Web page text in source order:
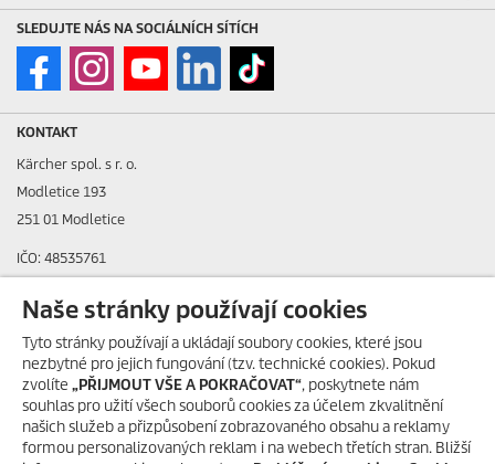
SLEDUJTE NÁS NA SOCIÁLNÍCH SÍTÍCH
KONTAKT
Kärcher spol. s r. o.
Modletice 193
251 01 Modletice
IČO: 48535761
ID datové schránky: ic4eqpk
> Tiráž
Zákaznická linka:
+420 323 555 555
E-mail:info@karcher.cz
Naše stránky používají cookies
Tyto stránky používají a ukládají soubory cookies, které jsou
nezbytné pro jejich fungování (tzv. technické cookies). Pokud
zvolíte „PŘIJMOUT VŠE A POKRAČOVAT“, poskytnete nám
souhlas pro užití všech souborů cookies za účelem zkvalitnění
našich služeb a přizpůsobení zobrazovaného obsahu a reklamy
formou personalizovaných reklam i na webech třetích stran. Bližší